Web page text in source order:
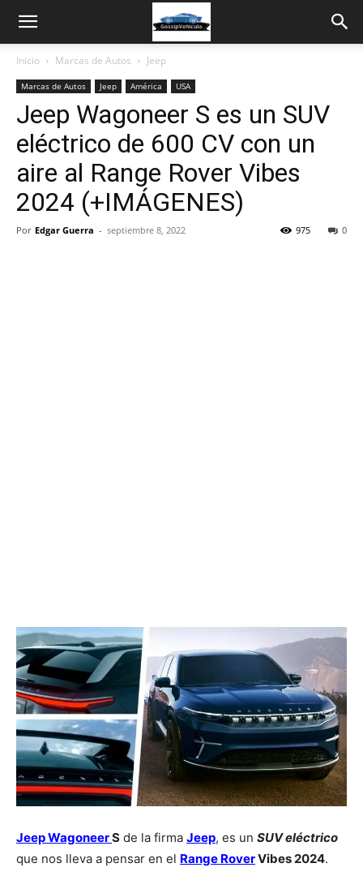
Inicio Marcas de Autos Jeep
Marcas de Autos Jeep América USA
Jeep Wagoneer S es un SUV
eléctrico de 600 CV con un
aire al Range Rover Vibes
2024 (+IMÁGENES)
Por Edgar Guerra - septiembre 8, 2022 0
975
Jeep WagoneerS de la firma Jeep, es un SUV eléctrico
que nos lleva a pensar en el Range RoverVibes 2024.